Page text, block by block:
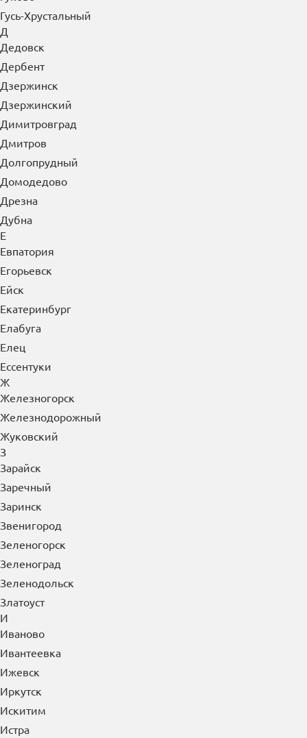
Д
Дедовск
Дербент
Дзержинск
Дзержинский
Димитровград
Дмитров
Долгопрудный
Домодедово
Дрезна
Дубна
Е
Евпатория
Егорьевск
Ейск
Екатеринбург
Елабуга
Елец
Ессентуки
Ж
Железногорск
Железнодорожный
Жуковский
З
Зарайск
Заречный
Заринск
Звенигород
Зеленогорск
Зеленоград
Зеленодольск
Златоуст
И
Иваново
Ивантеевка
Ижевск
Иркутск
Искитим
Истра
Ишим